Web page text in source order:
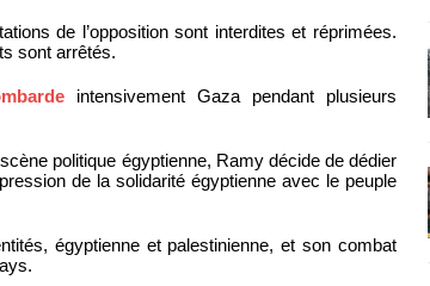
de l’opposition sont interdites et réprimées.
sont arrêtés.
intensivement Gaza pendant plusieurs
politique égyptienne, Ramy décide de dédier
de la solidarité égyptienne avec le peuple
égyptienne et palestinienne, et son combat